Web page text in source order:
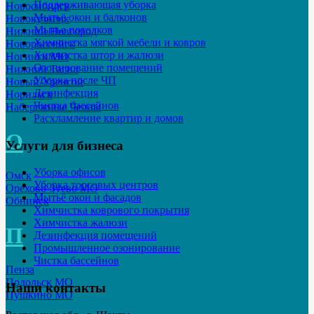
Новосибирск
Новокузнецк
Нижний Новгород
Новороссийск
Ногинск МО
Нижний Тагил
Новый-Уренгой
Норильск
Набережные Челны
О
Омск
Орехово-Зуево МО
Обнинск
П
Пенза
Подольск МО
Пушкино МО
Поддерживающая уборка
Мытьё окон и балконов
Мытье потолков
Химчистка мягкой мебели и ковров
Химчистка штор и жалюзи
Озонирование помещений
Уборка после ЧП
Дезинфекция
Чистка бассейнов
Расхламление квартир и домов
Услуги для бизнеса
Уборка офисов
Уборка торговых центров
Мытьё окон и фасадов
Химчистка коврового покрытия
Химчистка жалюзи
Дезинфекция помещений
Промышленное озонирование
Чистка бассейнов
Наши контакты